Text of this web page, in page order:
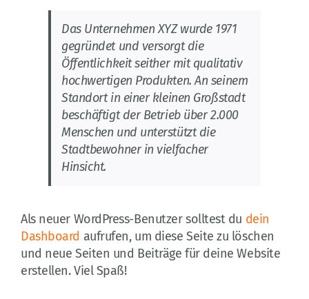
Das Unternehmen XYZ wurde 1971
gegründet und versorgt die
Öffentlichkeit seither mit qualitativ
hochwertigen Produkten. An seinem
Standort in einer kleinen Großstadt
beschäftigt der Betrieb über 2.000
Menschen und unterstützt die
Stadtbewohner in vielfacher
Hinsicht.
Als neuer WordPress-Benutzer solltest du dein
Dashboard aufrufen, um diese Seite zu löschen
und neue Seiten und Beiträge für deine Website
erstellen. Viel Spaß!